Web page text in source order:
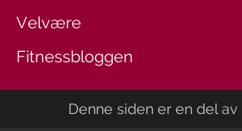
Velvære
Fitnessbloggen
Denne siden er en del av